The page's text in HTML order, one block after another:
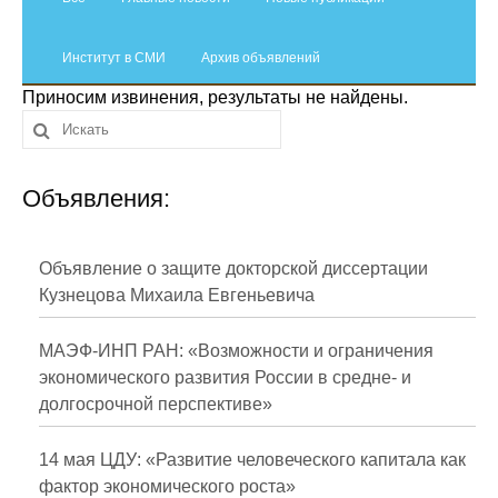
Сотрудники
Отчетность
Противодействие коррупции
Проблемы прогнозирования
О журнале
Номера журналов
Институт в СМИ Архив объявлений
Приносим извинения, результаты не найдены.
Объявления:
Объявление о защите докторской диссертации
Кузнецова Михаила Евгеньевича
МАЭФ-ИНП РАН: «Возможности и ограничения
экономического развития России в средне- и
долгосрочной перспективе»
14 мая ЦДУ: «Развитие человеческого капитала как
фактор экономического роста»